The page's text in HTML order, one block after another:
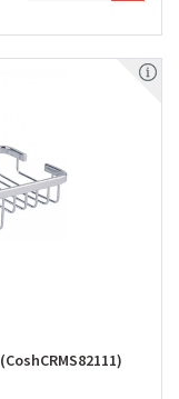
Полка для душа Cosh S-82-111 решетка (CoshCRMS82111)